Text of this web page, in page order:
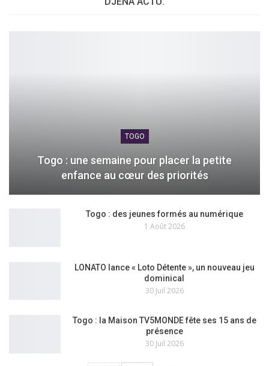
TOGO
Togo : une semaine pour placer la petite
enfance au cœur des priorités
Togo : des jeunes formés au numérique
1 Août 2026
LONATO lance « Loto Détente », un nouveau jeu
dominical
30 Juil 2026
Togo : la Maison TV5MONDE fête ses 15 ans de
présence
30 Juil 2026